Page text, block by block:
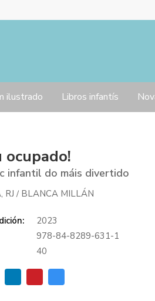
ilustrado Libros infantís
ocupado!
infantil do máis divertido
RJ/ BLANCA MILLÁN
2023
978-84-8289-631-1
40